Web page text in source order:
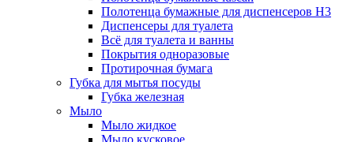
Полотенца бумажные для диспенсеров H3
Диспенсеры для туалета
Всё для туалета и ванны
Покрытия одноразовые
Протирочная бумага
Губка для мытья посуды
Губка железная
Мыло
Мыло жидкое
Мыло кусковое